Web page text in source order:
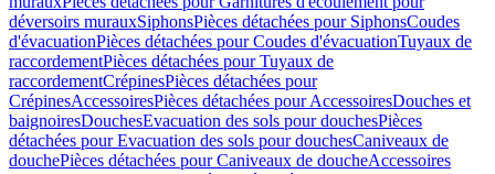
déversoirs murauxSiphonsPièces détachées pour SiphonsCoudes
d'évacuationPièces détachées pour Coudes d'évacuationTuyaux de
raccordementPièces détachées pour Tuyaux de
raccordementCrépinesPièces détachées pour
CrépinesAccessoiresPièces détachées pour AccessoiresDouches et
baignoiresDouchesEvacuation des sols pour douchesPièces
détachées pour Evacuation des sols pour douchesCaniveaux de
douchePièces détachées pour Caniveaux de doucheAccessoires